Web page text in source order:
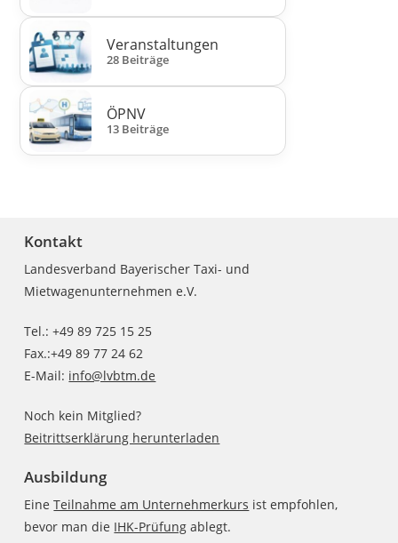
Veranstaltungen
28 Beiträge
ÖPNV
13 Beiträge
Kontakt
Landesverband Bayerischer Taxi- und
Mietwagenunternehmen e.V.
Tel.: +49 89 725 15 25
Fax.:+49 89 77 24 62
E-Mail: info@lvbtm.de
Noch kein Mitglied?
Beitrittserklärung herunterladen
Ausbildung
EineTeilnahme am Unternehmerkurs ist empfohlen,
bevor man die IHK-Prüfung ablegt.